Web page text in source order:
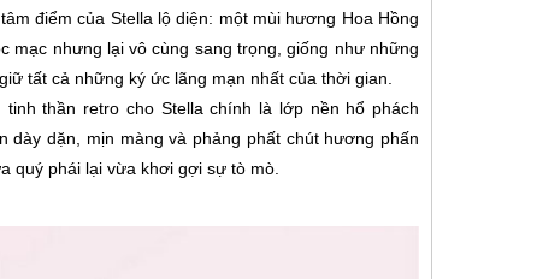
điểm của Stella lộ diện: một mùi hương Hoa Hồng
mạc nhưng lại vô cùng sang trọng, giống như những
tất cả những ký ức lãng mạn nhất của thời gian.
thần retro cho Stella chính là lớp nền hổ phách
dặn, mịn màng và phảng phất chút hương phấn
quý phái lại vừa khơi gợi sự tò mò.